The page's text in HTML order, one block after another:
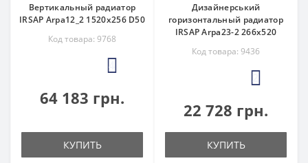
Вертикальный радиатор
IRSAP Arpa12_2 1520x256 D50
Код товара: 9768
4
64 183 грн.
КУПИТЬ
Дизайнерський
горизонтальный радиатор
IRSAP Arpa23-2 266x520
Код товара: 9436
22 728 грн.
КУПИТЬ